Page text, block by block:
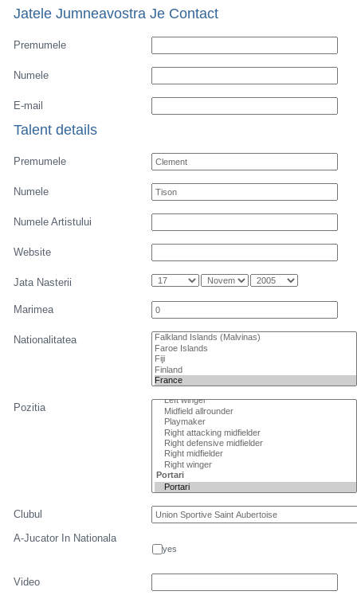
Jatele Jumneavostra Je Contact
Premumele
Numele
E-mail
Talent details
Premumele
Numele
Numele Artistului
Website
Jata Nasterii
Marimea
Nationalitatea
Pozitia
Clubul
A-Jucator In Nationala
yes
Video